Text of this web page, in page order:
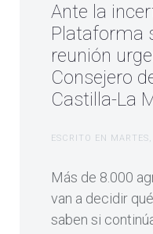
Ante la
Plataforma
reunión
Consejero
Castilla-La
ESCRITO EN
Más de 8.000
van a decidir
saben si